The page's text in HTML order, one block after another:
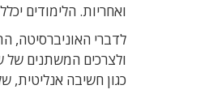
ואחריות. הלימודים
לדברי האוניברסיטה,
ולצרכים המשתנים של
כגון חשיבה אנליטית,